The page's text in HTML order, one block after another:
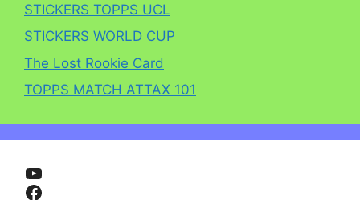
STICKERS TOPPS UCL
STICKERS WORLD CUP
The Lost Rookie Card
TOPPS MATCH ATTAX 101
YouTube
Facebook